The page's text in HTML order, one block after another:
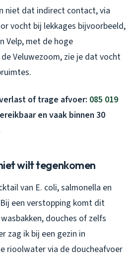
niet dat indirect contact, via
vocht bij lekkages bijvoorbeeld,
Velp, met de hoge
Veluwezoom, zie je dat vocht
of trage afvoer: 085 019
en vaak binnen 30
wilt tegenkomen
van E. coli, salmonella en
een verstopping komt dit
douches of zelfs
zag ik bij een gezin in
rioolwater via de doucheafvoer